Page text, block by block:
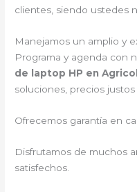
clientes, siendo ustedes
Manejamos un amplio y
Programa y agenda con
de laptop HP en
soluciones, precios
Ofrecemos garantía en
Disfrutamos de muchos
satisfechos.